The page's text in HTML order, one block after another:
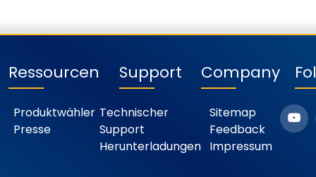
Ressourcen
Produktwähler
Presse
Support
Technischer
Support
Herunterladungen
Company
Sitemap
Feedback
Impressum